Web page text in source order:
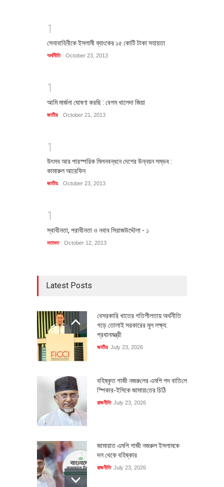
1
সেনাবাহিনীকে ইসলামী ব্যাংকের ১৫ কোটি টাকা সহায়তা
অর্থনীতি October 23, 2013
1
আমি মার্জনা ঘোষণা করছি : বেগম খালেদা জিয়া
জাতীয় October 21, 2013
1
উৎসব আর পারস্পরিক মিলনবন্ধনে দেশের উন্নয়ন সম্ভব :
কামারুল আরেফিন
জাতীয় October 23, 2013
1
স্বাধীনতা, পরাধীনতা ও নবাব সিরাজউদ্দৌলা - ১
মতামত October 12, 2013
Latest Posts
বেসরকারি খাতের গতিশীলতায় অর্থনীতি
গড়ে তোলাই সরকারের মূল লক্ষ্য:
প্রধানমন্ত্রী
জাতীয় July 23, 2026
বহিষ্কৃত গাজী নজরু‌লের এম‌পি পদ বা‌তি‌লে
স্পিকার-ইসিকে জামায়া‌তের চি‌ঠি
রাজনীতি July 23, 2026
জামায়াত এমপি গাজী নজরুল ইসলামকে
দল থেকে বহিষ্কার
রাজনীতি July 23, 2026